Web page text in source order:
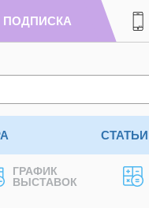
ПОДПИСКА
СТАТЬИ
ГРАФИК
ВЫСТАВОК